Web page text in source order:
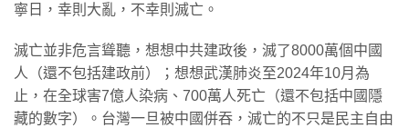
寧日，幸則大亂，不幸則滅亡。
滅亡並非危言聳聽，想想中共建政後，滅了8000萬個中國
人（還不包括建政前）；想想武漢肺炎至2024年10月為
止，在全球害7億人染病、700萬人死亡（還不包括中國隱
藏的數字）。台灣一旦被中國併吞，滅亡的不只是民主自由